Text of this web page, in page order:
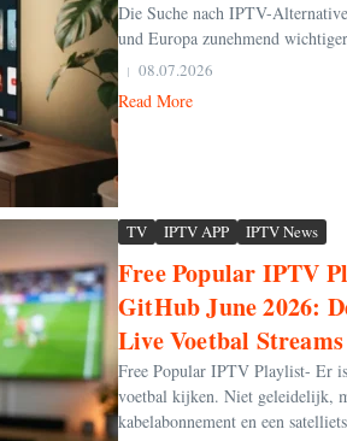
Die Suche nach IPTV-
und Europa zunehmend
08.07.2026
Read More
TV IPTV APP IPTV News
Free Popular IPTV
GitHub June 2026:
Live Voetbal Streams
Free Popular IPTV Playlist- Er
voetbal kijken. Niet geleidelijk,
kabelabonnement en een